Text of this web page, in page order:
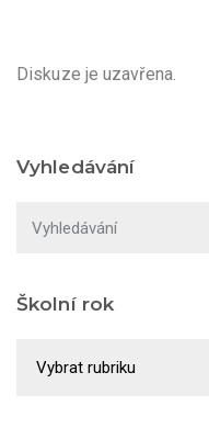
Diskuze je uzavřena.
Vyhledávání
Školní rok